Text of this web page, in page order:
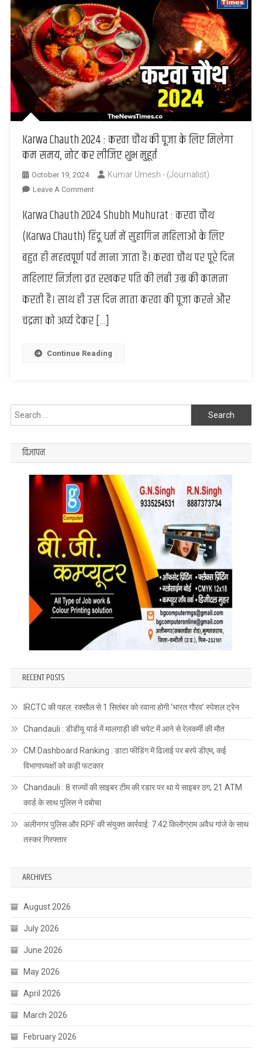
Karwa Chauth 2024 : करवा चौथ की पूजा के लिए मिलेगा
कम समय, नोट कर लीजिए शुभ मुहूर्त
October 19, 2024 Kumar Umesh - (Journalist)
Leave A CommentOn
Chauth
2024
:
करवा
की
पूजा
लिए
कम
लीजिए
Karwa Chauth 2024 Shubh Muhurat : करवा चौथ
(Karwa Chauth) हिंदू धर्म में सुहागिन महिलाओं के लिए
बहुत ही महत्वपूर्ण पर्व माना जाता है। करवा चौथ पर पूरे दिन
महिलाएं निर्जला व्रत रखकर पति की लंबी उम्र की कामना
करती है। साथ ही उस दिन माता करवा की पूजा करने और
चंद्रमा को अर्घ्य देकर […]
Continue Reading
Search
for:
विज्ञापन
RECENT POSTS
IRCTC की पहल: रक्सौल से 1 सितंबर को रवाना होगी ‘भारत गौरव’ स्पेशल ट्रेन
Chandauli : डीडीयू यार्ड में मालगाड़ी की चपेट में आने से रेलकर्मी की मौत
CM Dashboard Ranking : डाटा फीडिंग में ढिलाई पर बरपे डीएम, कई
विभागाध्यक्षों को कड़ी फटकार
Chandauli : 8 राज्यों की साइबर टीम की रडार पर था ये साइबर ठग, 21 ATM
कार्ड के साथ पुलिस ने दबोचा
अलीनगर पुलिस और RPF की संयुक्त कार्रवाई: 7.42 किलोग्राम अवैध गांजे के साथ
तस्कर गिरफ्तार
ARCHIVES
August 2026
July 2026
June 2026
May 2026
April 2026
March 2026
February 2026